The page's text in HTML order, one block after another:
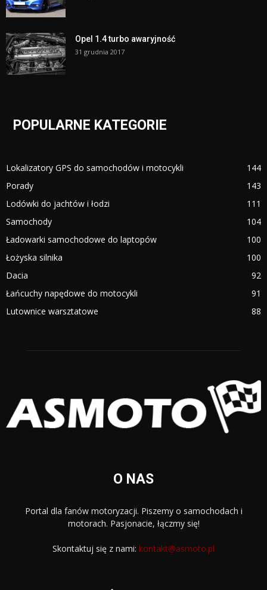
Opel 1.4 turbo awaryjność
31 grudnia 2017
POPULARNE KATEGORIE
Lokalizatory GPS do samochodów i motocykli
144
Porady
143
Lodówki do jachtów i łodzi
111
Samochody
104
Ładowarki samochodowe do laptopów
100
Łożyska silnika
100
Dacia
92
Łańcuchy napędowe do motocykli
91
Lutownice warsztatowe
88
O NAS
Portal dla fanów motoryzacji. Piszemy o samochodach i
motorach. Pasjonacie, łączmy się!
Skontaktuj się z nami: kontakt@asmoto.pl